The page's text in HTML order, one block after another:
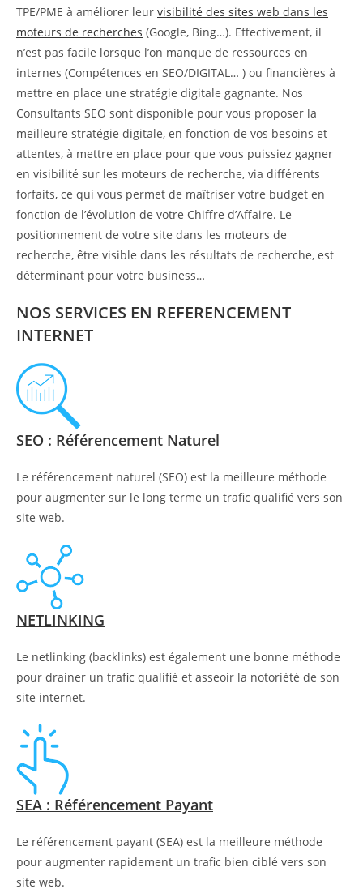
TPE/PME à améliorer leur visibilité des sites web dans les
moteurs de recherches (Google, Bing…). Effectivement, il
n’est pas facile lorsque l’on manque de ressources en
internes (Compétences en SEO/DIGITAL… ) ou financières à
mettre en place une stratégie digitale gagnante. Nos
Consultants SEO sont disponible pour vous proposer la
meilleure stratégie digitale, en fonction de vos besoins et
attentes, à mettre en place pour que vous puissiez gagner
en visibilité sur les moteurs de recherche, via différents
forfaits, ce qui vous permet de maîtriser votre budget en
fonction de l’évolution de votre Chiffre d’Affaire. Le
positionnement de votre site dans les moteurs de
recherche, être visible dans les résultats de recherche, est
déterminant pour votre business…
NOS SERVICES EN REFERENCEMENT
INTERNET
SEO : Référencement Naturel
Le référencement naturel (SEO) est la meilleure méthode
pour augmenter sur le long terme un trafic qualifié vers son
site web.
NETLINKING
Le netlinking (backlinks) est également une bonne méthode
pour drainer un trafic qualifié et asseoir la notoriété de son
site internet.
SEA : Référencement Payant
Le référencement payant (SEA) est la meilleure méthode
pour augmenter rapidement un trafic bien ciblé vers son
site web.